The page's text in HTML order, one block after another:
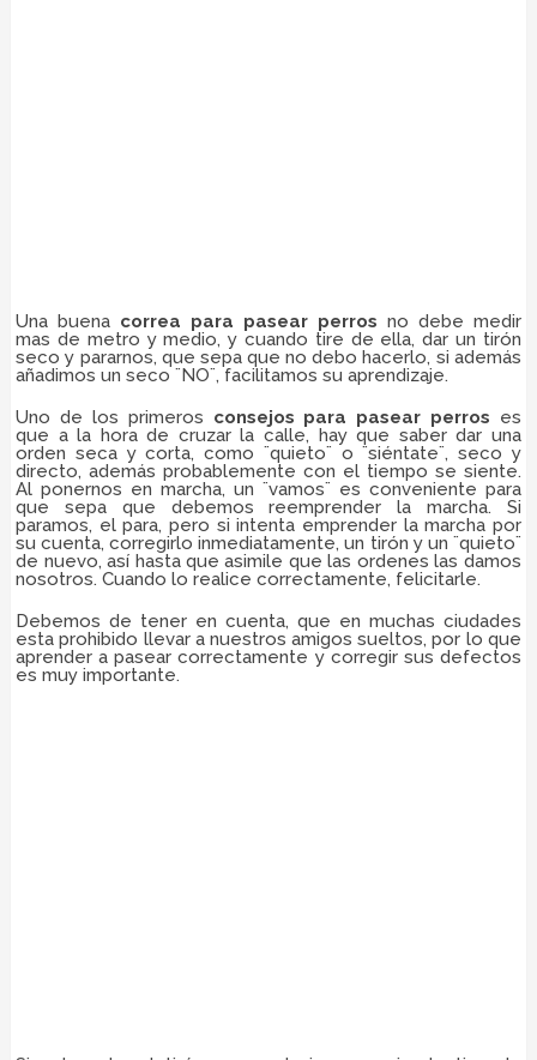
Una buena correa para pasear perros no debe medir
mas de metro y medio, y cuando tire de ella, dar un tirón
seco y pararnos, que sepa que no debo hacerlo, si además
añadimos un seco ¨NO¨, facilitamos su aprendizaje.
Uno de los primeros consejos para pasear perros es
que a la hora de cruzar la calle, hay que saber dar una
orden seca y corta, como ¨quieto¨ o ¨siéntate¨, seco y
directo, además probablemente con el tiempo se siente.
Al ponernos en marcha, un ¨vamos¨ es conveniente para
que sepa que debemos reemprender la marcha. Si
paramos, el para, pero si intenta emprender la marcha por
su cuenta, corregirlo inmediatamente, un tirón y un ¨quieto¨
de nuevo, así hasta que asimile que las ordenes las damos
nosotros. Cuando lo realice correctamente, felicitarle.
Debemos de tener en cuenta, que en muchas ciudades
esta prohibido llevar a nuestros amigos sueltos, por lo que
aprender a pasear correctamente y corregir sus defectos
es muy importante.